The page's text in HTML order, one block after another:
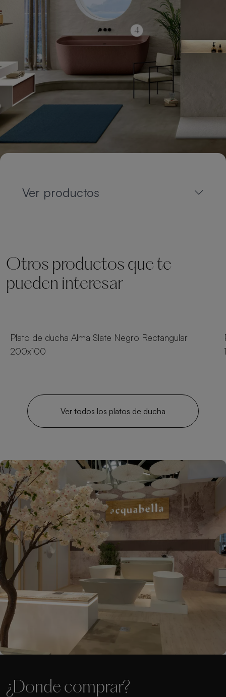
Ver productos
Otros productos que te
pueden interesar
Plato de ducha Alma Slate Negro Rectangular
200x100
Ver todos los platos de ducha
¿Donde comprar?